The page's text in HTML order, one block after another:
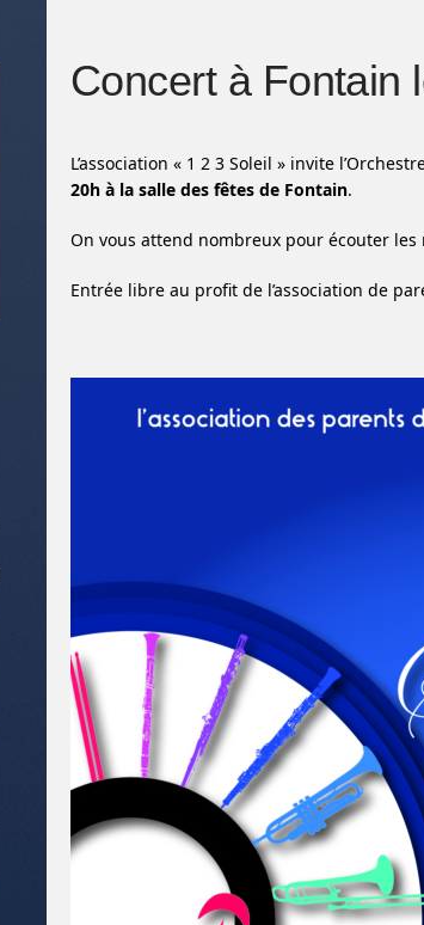
Concert à Fontain
L’association « 1 2 3 Soleil » invite
20h à la salle des fêtes de Fontain.
On vous attend nombreux pour écouter
Entrée libre au profit de l’association de